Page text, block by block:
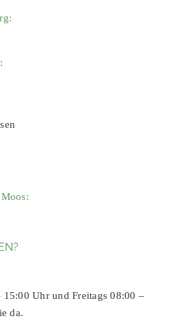
Uhr und Freitags 08:00 –
da.